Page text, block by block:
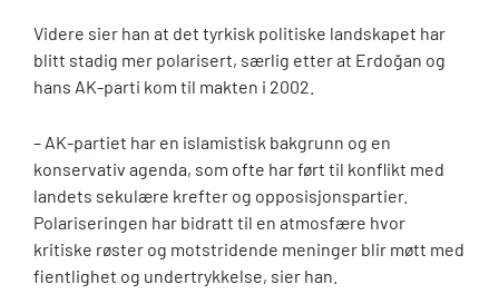
Videre sier han at det tyrkisk politiske landskapet har
blitt stadig mer polarisert, særlig etter at Erdoğan og
hans AK-parti kom til makten i 2002.
– AK-partiet har en islamistisk bakgrunn og en
konservativ agenda, som ofte har ført til konflikt med
landets sekulære krefter og opposisjonspartier.
Polariseringen har bidratt til en atmosfære hvor
kritiske røster og motstridende meninger blir møtt med
fientlighet og undertrykkelse, sier han.